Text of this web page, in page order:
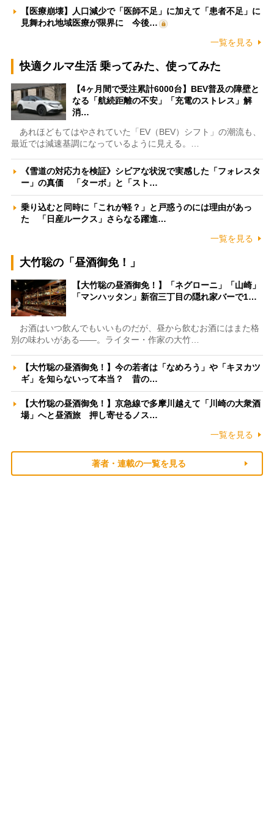
【医療崩壊】人口減少で「医師不足」に加えて「患者不足」に
見舞われ地域医療が限界に 今後…
一覧を見る
快適クルマ生活 乗ってみた、使ってみた
【4ヶ月間で受注累計6000台】BEV普及の障壁と
なる「航続距離の不安」「充電のストレス」解
消…
あれほどもてはやされていた「EV（BEV）シフト」の潮流も、
最近では減速基調になっているように見える。…
《雪道の対応力を検証》シビアな状況で実感した「フォレスタ
ー」の真価 「ターボ」と「スト…
乗り込むと同時に「これが軽？」と戸惑うのには理由があっ
た 「日産ルークス」さらなる躍進…
一覧を見る
大竹聡の「昼酒御免！」
【大竹聡の昼酒御免！】「ネグローニ」「山崎」
「マンハッタン」新宿三丁目の隠れ家バーで1…
お酒はいつ飲んでもいいものだが、昼から飲むお酒にはまた格
別の味わいがある――。ライター・作家の大竹…
【大竹聡の昼酒御免！】今の若者は「なめろう」や「キヌカツ
ギ」を知らないって本当？ 昔の…
【大竹聡の昼酒御免！】京急線で多摩川越えて「川崎の大衆酒
場」へと昼酒旅 押し寄せるノス…
一覧を見る
著者・連載の一覧を見る